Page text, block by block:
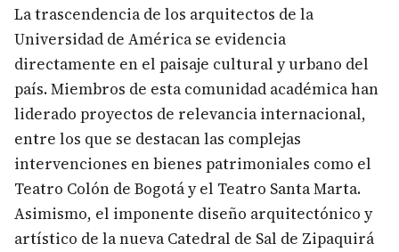
La trascendencia de los arquitectos de la
Universidad de América se evidencia
directamente en el paisaje cultural y urbano del
país. Miembros de esta comunidad académica han
liderado proyectos de relevancia internacional,
entre los que se destacan las complejas
intervenciones en bienes patrimoniales como el
Teatro Colón de Bogotá y el Teatro Santa Marta.
Asimismo, el imponente diseño arquitectónico y
artístico de la nueva Catedral de Sal de Zipaquirá